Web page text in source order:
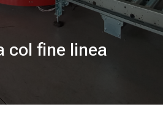
col fine linea